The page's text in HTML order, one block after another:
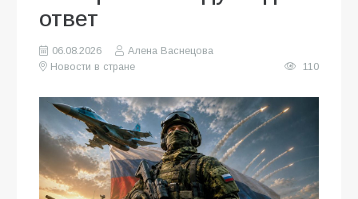
ответ
06.08.2026
Алена Васнецова
Новости в стране
110